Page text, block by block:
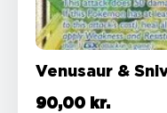
Venusaur &
90,00 kr.